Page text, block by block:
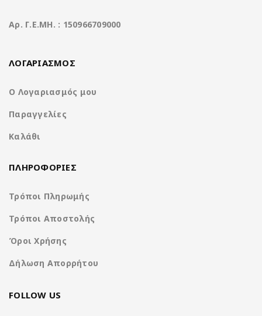
Aρ. Γ.Ε.ΜΗ. : 150966709000
ΛΟΓΑΡΙΑΣΜΟΣ
Ο Λογαριασμός μου
Παραγγελίες
Καλάθι
ΠΛΗΡΟΦΟΡΙΕΣ
Τρόποι Πληρωμής
Τρόποι Αποστολής
Όροι Χρήσης
Δήλωση Απορρήτου
FOLLOW US